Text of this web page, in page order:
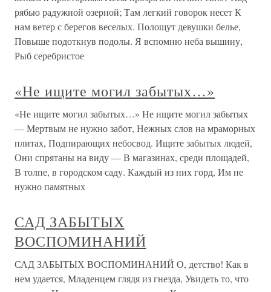
рябью радужной озерной; Там легкий говорок несет К
нам ветер с берегов веселых. Полощут девушки белье,
Повыше подоткнув подолы. Я вспомню неба вышину,
Рыб серебристое
«Не ищите могил забытых…»
«Не ищите могил забытых…» Не ищите могил забытых
— Мертвым не нужно забот, Нежных слов на мраморных
плитах, Подпирающих небосвод. Ищите забытых людей,
Они спрятаны на виду — В магазинах, среди площадей,
В толпе, в городском саду. Каждый из них горд, Им не
нужно памятных
САД ЗАБЫТЫХ
ВОСПОМИНАНИЙ
САД ЗАБЫТЫХ ВОСПОМИНАНИЙ О, детство! Как в
нем удается, Младенцем глядя из гнезда, Увидеть то, что